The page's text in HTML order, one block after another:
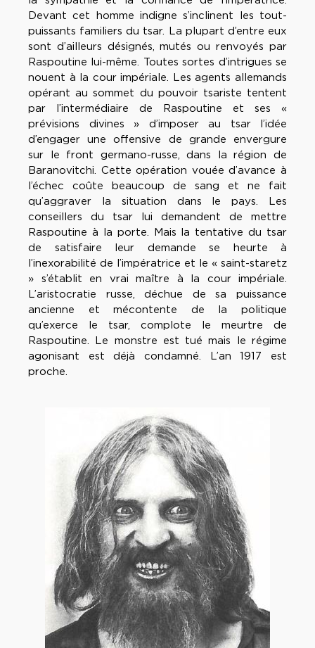
Devant cet homme indigne s’inclinent les tout-
puissants familiers du tsar. La plupart d’entre eux
sont d’ailleurs désignés, mutés ou renvoyés par
Raspoutine lui-même. Toutes sortes d’intrigues se
nouent à la cour impériale. Les agents allemands
opérant au sommet du pouvoir tsariste tentent
par l’intermédiaire de Raspoutine et ses «
prévisions divines » d’imposer au tsar l’idée
d’engager une offensive de grande envergure
sur le front germano-russe, dans la région de
Baranovitchi. Cette opération vouée d’avance à
l’échec coûte beaucoup de sang et ne fait
qu’aggraver la situation dans le pays. Les
conseillers du tsar lui demandent de mettre
Raspoutine à la porte. Mais la tentative du tsar
de satisfaire leur demande se heurte à
l’inexorabilité de l’impératrice et le « saint-staretz
» s’établit en vrai maître à la cour impériale.
L’aristocratie russe, déchue de sa puissance
ancienne et mécontente de la politique
qu’exerce le tsar, complote le meurtre de
Raspoutine. Le monstre est tué mais le régime
agonisant est déjà condamné. L’an 1917 est
proche.